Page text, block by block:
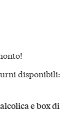
disponibili:
e box di